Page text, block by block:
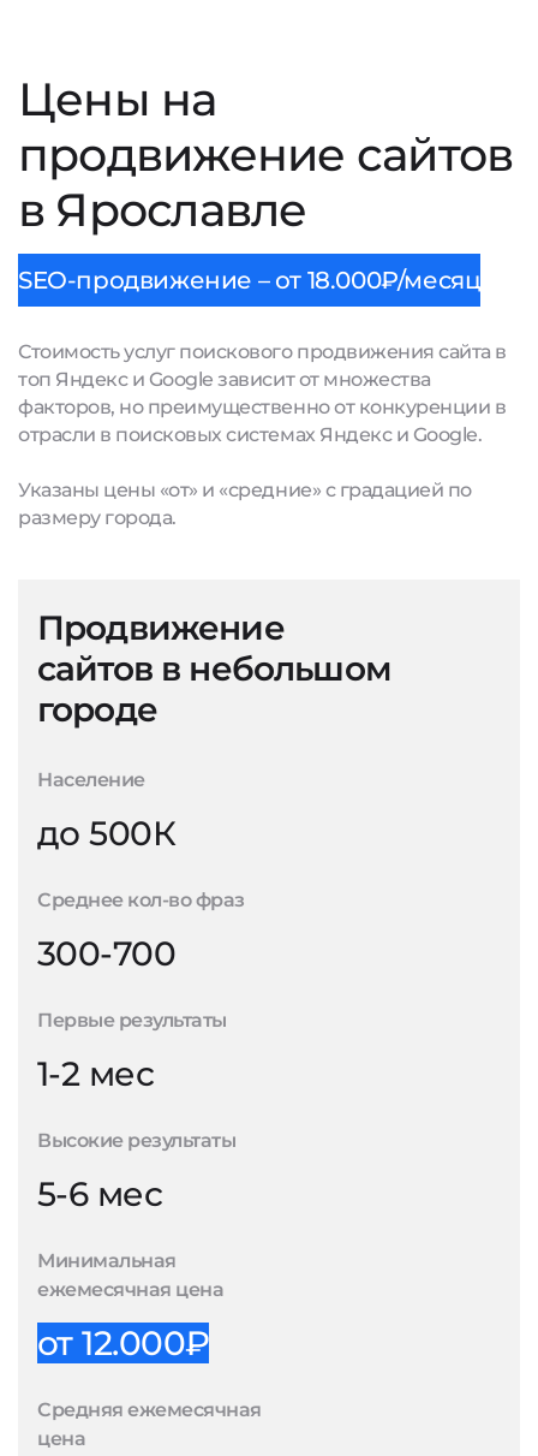
Цены на
продвижение сайтов
в Ярославле
SEO-продвижение – от 18.000₽/месяц
Стоимость услуг поискового продвижения сайта в
топ Яндекс и Google зависит от множества
факторов, но преимущественно от конкуренции в
отрасли в поисковых системах Яндекс и Google.
Указаны цены «от» и «средние» с градацией по
размеру города.
Продвижение
сайтов в небольшом
городе
Население
до 500К
Среднее кол-во фраз
300-700
Первые результаты
1-2 мес
Высокие результаты
5-6 мес
Минимальная
ежемесячная цена
от 12.000₽
Средняя ежемесячная
цена